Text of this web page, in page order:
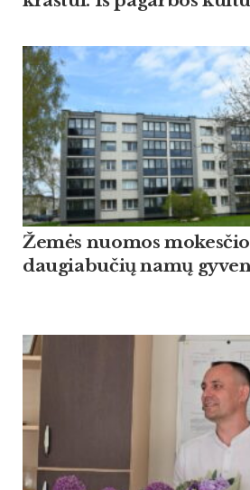
Žemės nuomos
daugiabučių namų